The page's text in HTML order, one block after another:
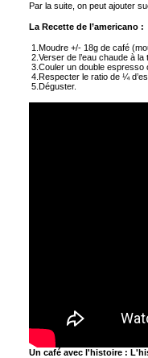
Par la suite, on peut ajouter
La Recette de l’americano :
1.Moudre +/- 18g de café
2.Verser de l’eau chaude à la
3.Couler un double espresso
4.Respecter le ratio de ¼
5.Déguster.
Un café avec l'histoire :